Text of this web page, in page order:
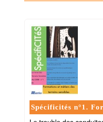
Spécificités n°1.